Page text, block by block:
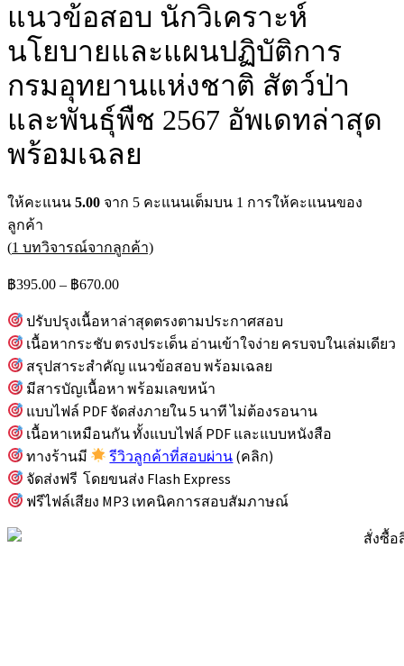
แนวข้อสอบ นักวิเคราะห์
นโยบายและแผนปฏิบัติการ
กรมอุทยานแห่งชาติ สัตว์ป่า
และพันธุ์พืช 2567 อัพเดทล่าสุด
พร้อมเฉลย
ให้คะแนน 5.00 จาก 5 คะแนนเต็มบน 1 การให้คะแนนของ
ลูกค้า
(1 บทวิจารณ์จากลูกค้า)
฿395.00 – ฿670.00Price
฿395.00
through
ปรับปรุงเนื้อหาล่าสุดตรงตามประกาศสอบ
เนื้อหากระชับ ตรงประเด็น อ่านเข้าใจง่าย ครบจบในเล่มเดียว
สรุปสาระสำคัญ แนวข้อสอบ พร้อมเฉลย
มีสารบัญเนื้อหา พร้อมเลขหน้า
แบบไฟล์ PDF จัดส่งภายใน 5 นาที ไม่ต้องรอนาน
เนื้อหาเหมือนกัน ทั้งแบบไฟล์ PDF และแบบหนังสือ
ทางร้านมี
รีวิวลูกค้าที่สอบผ่าน (คลิก)
จัดส่งฟรี โดยขนส่ง Flash Express
ฟรีไฟล์เสียง MP3 เทคนิคการสอบสัมภาษณ์